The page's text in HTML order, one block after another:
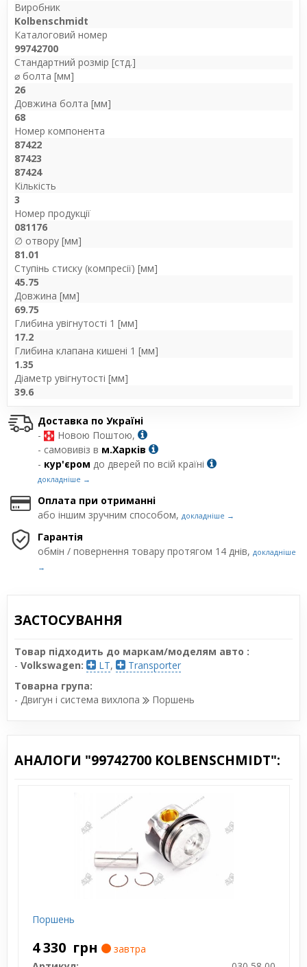
Виробник
Kolbenschmidt
Каталоговий номер
99742700
Стандартний розмір [стд.]
⌀ болта [мм]
26
Довжина болта [мм]
68
Номер компонента
87422
87423
87424
Кількість
3
Номер продукції
081176
∅ отвору [мм]
81.01
Ступінь стиску (компресії) [мм]
45.75
Довжина [мм]
69.75
Глибина увігнутості 1 [мм]
17.2
Глибина клапана кишені 1 [мм]
1.35
Діаметр увігнутості [мм]
39.6
Доставка по Україні
-
Новою Поштою,
- самовивіз в м.Харків
- кур'єром до дверей по всій країні
докладніше →
Оплата при отриманні
або іншим зручним способом, докладніше →
Гарантія
обмін / повернення товару протягом 14 днів, докладніше
→
ЗАСТОСУВАННЯ
Товар підходить до маркам/моделям авто :
- Volkswagen: LT,
Transporter
Товарна група:
- Двигун і система вихлопа
Поршень
АНАЛОГИ "99742700 KOLBENSCHMIDT":
Поршень
4 330 грн
завтра